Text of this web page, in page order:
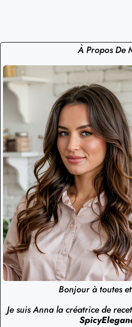
À Propos De
Bonjour à toutes
Je suis Anna la créatrice de